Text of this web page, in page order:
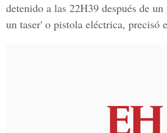
detenido a las 22H39 después de
un taser' o pistola eléctrica, precisó